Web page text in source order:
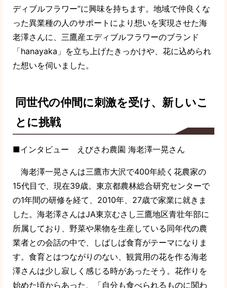
ディブルフラワー”に興味を持ちます。地域で仲良くな
った異業種の人のサポートにより想いを実現させた海
老澤さんに、三鷹産エディブルフラワーのブランド
「hanayaka」を立ち上げたきっかけや、花に込められ
た想いを伺いました。
同世代の仲間に刺激を受け、新しいこ
とに挑戦
■インタビュー えびさわ農園 海老澤一晃さん
海老澤一晃さんは三鷹市大沢で400年続く花農家の
15代目で、現在39歳。東京都農林総合研究センターで
の1年間の研修を経て、2010年、27歳で家業に就きま
した。海老澤さんはJA東京むさし三鷹地区青壮年部に
所属しており、野菜や果物を生産している同年代の農
業者との会話の中で、しばしば食育がテーマになりま
す。食育とはつながりのない、観賞用の花を作る海老
澤さんは少し寂しく感じる時があったそう。花作りを
始めた頃からあった、「自分も食べられるものに関わ